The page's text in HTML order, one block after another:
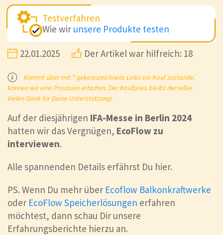
Testverfahren
Wie wir unsere Produkte testen
22.01.2025 Der Artikel war hilfreich: 18
Kommt über mit * gekennzeichnete Links ein Kauf zustande,
können wir eine Provision erhalten. Der Kaufpreis bleibt derselbe.
Vielen Dank für Deine Unterstützung!
Auf der diesjährigen IFA-Messe in Berlin 2024
hatten wir das Vergnügen, EcoFlow zu
interviewen.
Alle spannenden Details erfährst Du hier.
PS. Wenn Du mehr über Ecoflow Balkonkraftwerke
oder EcoFlow Speicherlösungen erfahren
möchtest, dann schau Dir unsere
Erfahrungsberichte hierzu an.